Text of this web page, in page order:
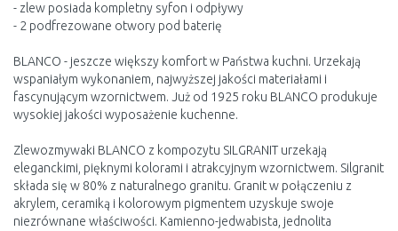
- zlew posiada kompletny syfon i odpływy
- 2 podfrezowane otwory pod baterię
BLANCO - jeszcze większy komfort w Państwa kuchni. Urzekają
wspaniałym wykonaniem, najwyższej jakości materiałami i
fascynującym wzornictwem. Już od 1925 roku BLANCO produkuje
wysokiej jakości wyposażenie kuchenne.
Zlewozmywaki BLANCO z kompozytu SILGRANIT urzekają
eleganckimi, pięknymi kolorami i atrakcyjnym wzornictwem. Silgranit
składa się w 80% z naturalnego granitu. Granit w połączeniu z
akrylem, ceramiką i kolorowym pigmentem uzyskuje swoje
niezrównane właściwości. Kamienno-jedwabista, jednolita